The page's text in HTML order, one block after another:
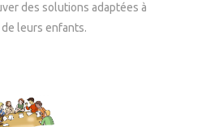
des solutions adaptées à
de leurs enfants.